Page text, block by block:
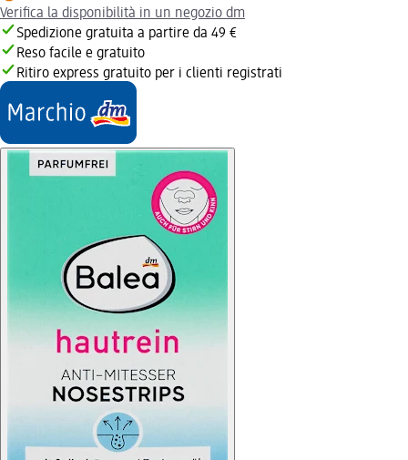
Verifica la disponibilità in un negozio dm
Spedizione gratuita a partire da 49 €
Reso facile e gratuito
Ritiro express gratuito per i clienti registrati